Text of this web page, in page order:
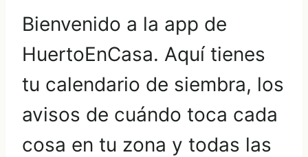
Bienvenido a la app de
HuertoEnCasa. Aquí tienes
tu calendario de siembra, los
avisos de cuándo toca cada
cosa en tu zona y todas las